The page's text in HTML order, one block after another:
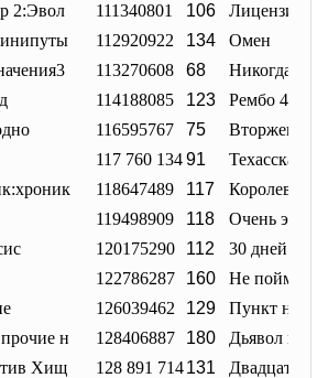
2:Эвол 111340801 106
Лицензия на
112920922 134
Омен
113270608 68
Никогда не
114188085 123
Рембо 4
116595767 75
Вторжение
117 760 13491
Техасская
118647489 117
Королевство
119498909 118
Очень
120175290 112
30 дней ночи
122786287 160
Не пойман -
126039462 129
Пункт
н 128406887 180
Дьявол
Хищ 128 891 714131
Двадцать